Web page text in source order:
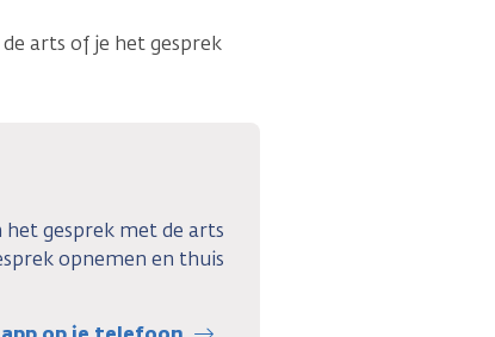
arts of je het gesprek
gesprek met de arts
opnemen en thuis